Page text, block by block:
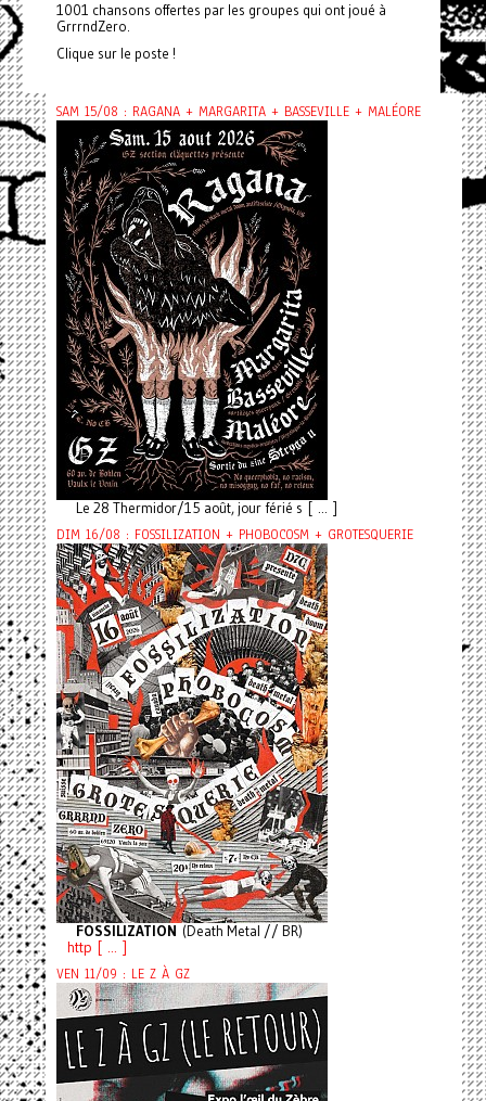
1001 chansons offertes par les groupes qui ont joué à
GrrrndZero.
Clique sur le poste !
SAM 15/08 : RAGANA + MARGARITA + BASSEVILLE + MALÉORE
Le 28 Thermidor/15 août, jour férié s [ ... ]
DIM 16/08 : FOSSILIZATION + PHOBOCOSM + GROTESQUERIE
FOSSILIZATION (Death Metal // BR)
http [ ... ]
VEN 11/09 : LE Z À GZ